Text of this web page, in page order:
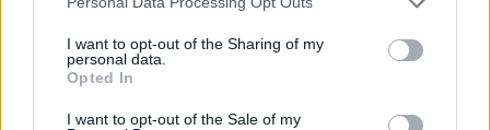
not limited to your visit or usage behaviour. You may click to
grant or deny consent to Google and its third-party tags to
use your data for below specified purposes in below Google
consent section.
I want to opt-out of the Sharing of my
personal data.
Opted In
I want to opt-out of the Sale of my
hogyan is ábrázolhatnánk valami olyat, ami alapvetően
ábrázolhatatlan? Nemes László megoldása az, hogy
mutat is, meg nem is. Inkább láttat a rendező, semmint
explicit megmutatja a különféle borzalmakat. A csupasz
nagyon sokat jelent az, hogy metódusát tekintve sokkal